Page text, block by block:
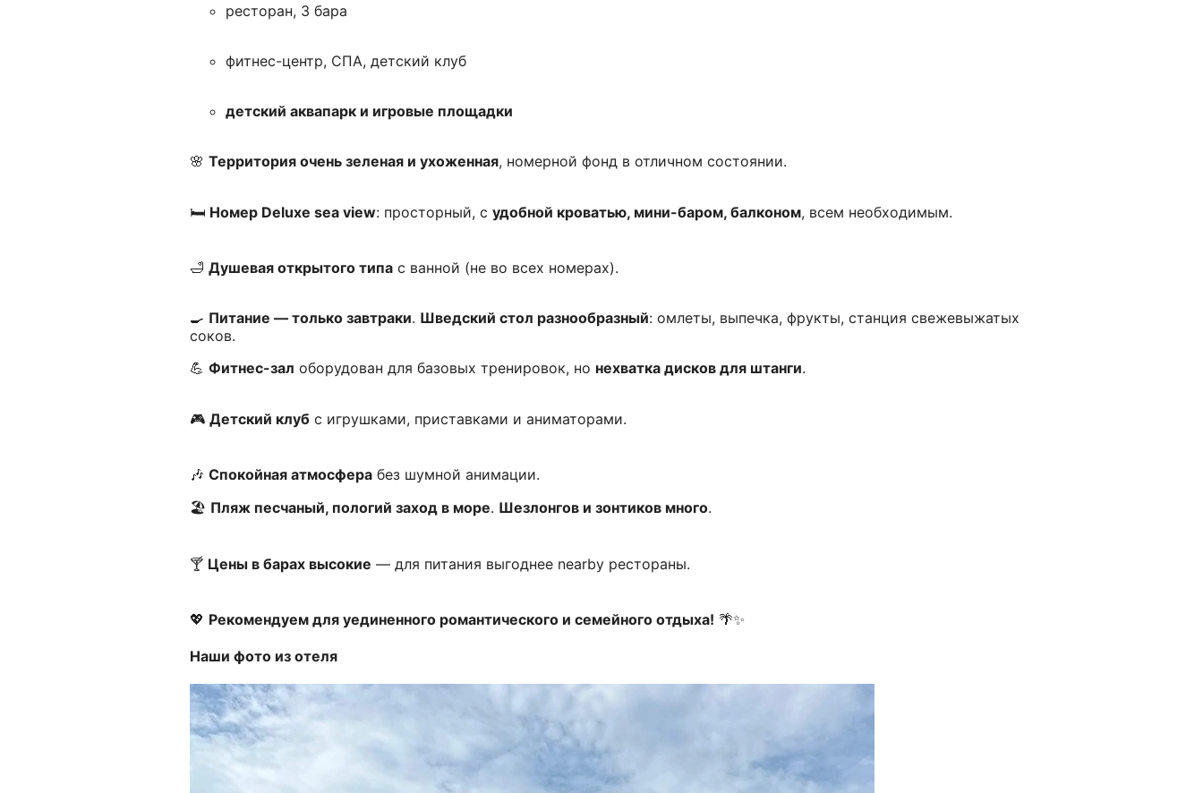
ресторан, 3 бара
фитнес-центр, СПА, детский клуб
детский аквапарк и игровые площадки
🌸 Территория очень зеленая и ухоженная, номерной фонд в отличном состоянии.
🛏️ Номер Deluxe sea view: просторный, с удобной кроватью, мини-баром, балконом, всем необходимым.
🛁 Душевая открытого типа с ванной (не во всех номерах).
🍳 Питание — только завтраки. Шведский стол разнообразный: омлеты, выпечка, фрукты, станция свежевыжатых
соков.
💪 Фитнес-зал оборудован для базовых тренировок, но нехватка дисков для штанги.
🎮 Детский клуб с игрушками, приставками и аниматорами.
🎶 Спокойная атмосфера без шумной анимации.
🏖️ Пляж песчаный, пологий заход в море. Шезлонгов и зонтиков много.
🍸 Цены в барах высокие — для питания выгоднее nearby рестораны.
💖 Рекомендуем для уединенного романтического и семейного отдыха! 🌴✨
Наши фото из отеля